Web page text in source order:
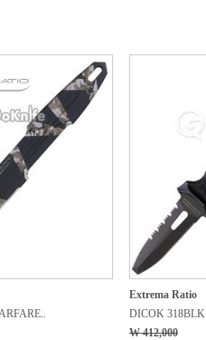
Extrema Ratio
DICOK 318BLK
W 412,000